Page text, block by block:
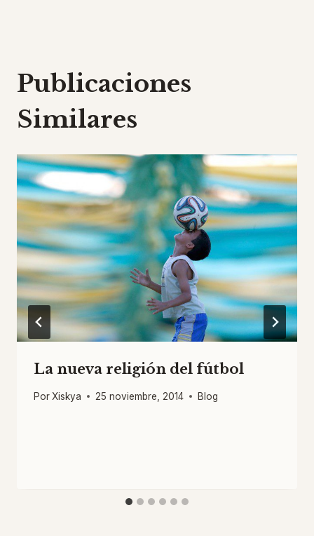
Publicaciones
Similares
La nueva religión del fútbol
PorXiskya 25 noviembre, 2014 Blog